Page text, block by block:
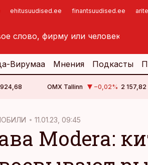
ehitusuudised.ee finantsuudised.ee
Вирумаа Мнения Подкасты
924,68 OMX Tallinn −0,02% 2 157,82
11.01.23, 09:45
Modera: